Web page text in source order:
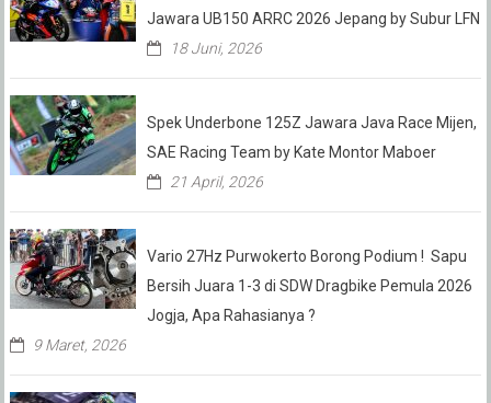
Jawara UB150 ARRC 2026 Jepang by Subur LFN
18 Juni, 2026
Spek Underbone 125Z Jawara Java Race Mijen,
SAE Racing Team by Kate Montor Maboer
21 April, 2026
Vario 27Hz Purwokerto Borong Podium ! Sapu
Bersih Juara 1-3 di SDW Dragbike Pemula 2026
Jogja, Apa Rahasianya ?
9 Maret, 2026